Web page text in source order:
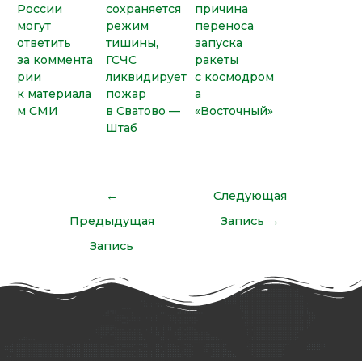
России
могут
ответить
за коммента
рии
к материала
м СМИ
сохраняется
режим
тишины,
ГСЧС
ликвидирует
пожар
в Сватово —
Штаб
причина
переноса
запуска
ракеты
с космодром
а
«Восточный»
←
Предыдущая
Запись
Следующая
Запись →